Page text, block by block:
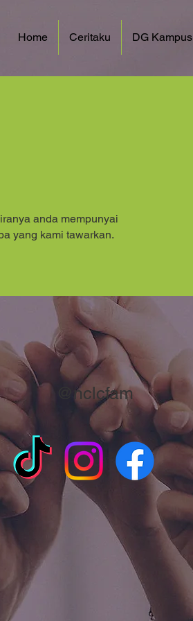
Home Ceritaku DG Kampus
anda mempunyai
yang kami tawarkan.
@nclcfam